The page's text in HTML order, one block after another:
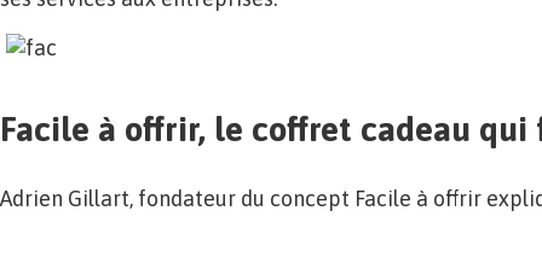
Facile à offrir, le coffret cadeau
Adrien Gillart, fondateur du concept Facile à offrir